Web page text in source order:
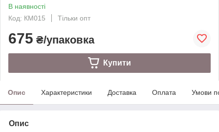
В наявності
Код: КМ015
Тільки опт
675 ₴/упаковка
Купити
Опис Характеристики Доставка Оплата Умови
Опис